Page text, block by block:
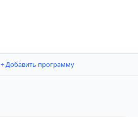
+ Добавить программу